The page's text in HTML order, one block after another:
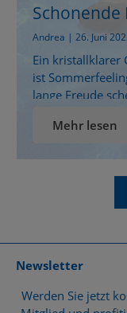
Gartenpool
Andrea | 26. Juni
Ein kristallklarer
ist
lange Freude
Chlor. Warum
Abkühlung – er
Mehr lesen
Newsletter
Werden Sie jetzt